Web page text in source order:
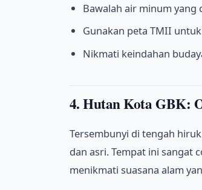
Bawalah air minum yang
Gunakan peta TMII
Nikmati keindahan
4. Hutan Kota GBK:
Tersembunyi di tengah
dan asri. Tempat ini sangat
menikmati suasana alam